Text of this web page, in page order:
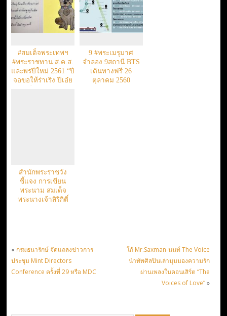
#สมเด็จพระเทพฯ
#พระราชทาน ส.ค.ส.
และพรปีใหม่ 2561 “ปี
จอขอให้ร่าเริง ปีเอ๋ย
9 #พระเมรุมาศ
จำลอง 9สถานี BTS
เดินทางฟรี 26
ตุลาคม 2560
สำนักพระราชวัง
ชี้แจง การเขียน
พระนาม สมเด็จ
พระนางเจ้าสิริกิติ์
« กรมธนารักษ์ จัดแถลงข่าวการ
ประชุม Mint Directors
Conference ครั้งที่ 29 หรือ MDC
โก้ Mr.Saxman-นนท์ The Voice
นำทัพศิลปินเล่ามุมมองความรัก
ผ่านเพลงในคอนเสิร์ต “The
Voices of Love”»